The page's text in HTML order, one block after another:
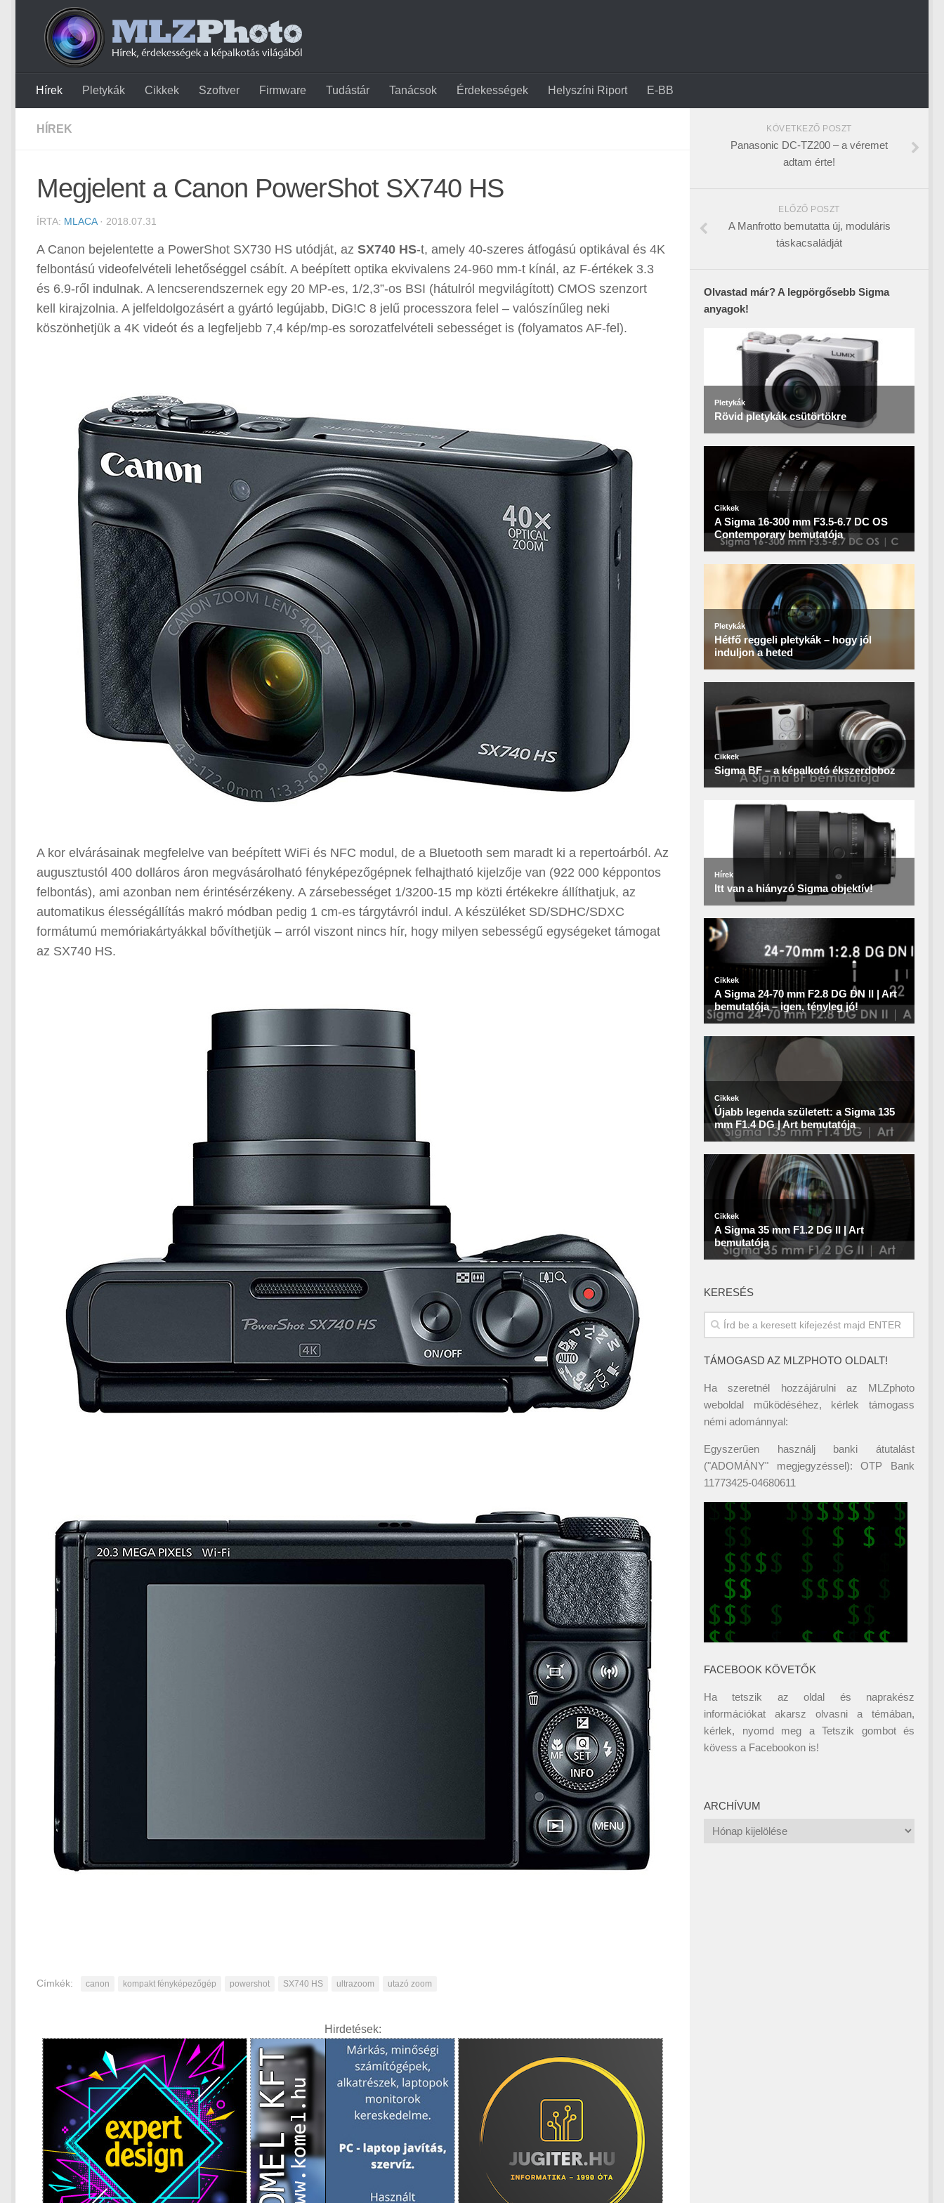
Hírek Pletykák Cikkek Szoftver Firmware Tudástár Tanácsok Érdekességek Helyszíni Riport E-BB
HÍREK
Megjelent a Canon PowerShot SX740 HS
ÍRTA: MLACA· 2018.07.31
A Canon bejelentette a PowerShot SX730 HS utódját, az SX740 HS-t, amely 40-szeres átfogású optikával és 4K
felbontású videofelvételi lehetőséggel csábít. A beépített optika ekvivalens 24-960 mm-t kínál, az F-értékek 3.3
és 6.9-ről indulnak. A lencserendszernek egy 20 MP-es, 1/2,3”-os BSI (hátulról megvilágított) CMOS szenzort
kell kirajzolnia. A jelfeldolgozásért a gyártó legújabb, DiG!C 8 jelű processzora felel – valószínűleg neki
köszönhetjük a 4K videót és a legfeljebb 7,4 kép/mp-es sorozatfelvételi sebességet is (folyamatos AF-fel).
A kor elvárásainak megfelelve van beépített WiFi és NFC modul, de a Bluetooth sem maradt ki a repertoárból. Az
augusztustól 400 dolláros áron megvásárolható fényképezőgépnek felhajtható kijelzője van (922 000 képpontos
felbontás), ami azonban nem érintésérzékeny. A zársebességet 1/3200-15 mp közti értékekre állíthatjuk, az
automatikus élességállítás makró módban pedig 1 cm-es tárgytávról indul. A készüléket SD/SDHC/SDXC
formátumú memóriakártyákkal bővíthetjük – arról viszont nincs hír, hogy milyen sebességű egységeket támogat
az SX740 HS.
Címkék: canon kompakt fényképezőgép powershot SX740 HS ultrazoom utazó zoom
Hirdetések:
KÖVETKEZŐ POSZT
Panasonic DC-TZ200 – a véremet
adtam érte!
ELŐZŐ POSZT
A Manfrotto bemutatta új, moduláris
táskacsaládját
Olvastad már? A legpörgősebb Sigma
anyagok!
KERESÉS
TÁMOGASD AZ MLZPHOTO OLDALT!
Ha szeretnél hozzájárulni az MLZphoto
weboldal működéséhez, kérlek támogass
némi adománnyal:
Egyszerűen használj banki átutalást
("ADOMÁNY" megjegyzéssel): OTP Bank
11773425-04680611
FACEBOOK KÖVETŐK
Ha tetszik az oldal és naprakész
információkat akarsz olvasni a témában,
kérlek, nyomd meg a Tetszik gombot és
kövess a Facebookon is!
ARCHÍVUM
Archívum